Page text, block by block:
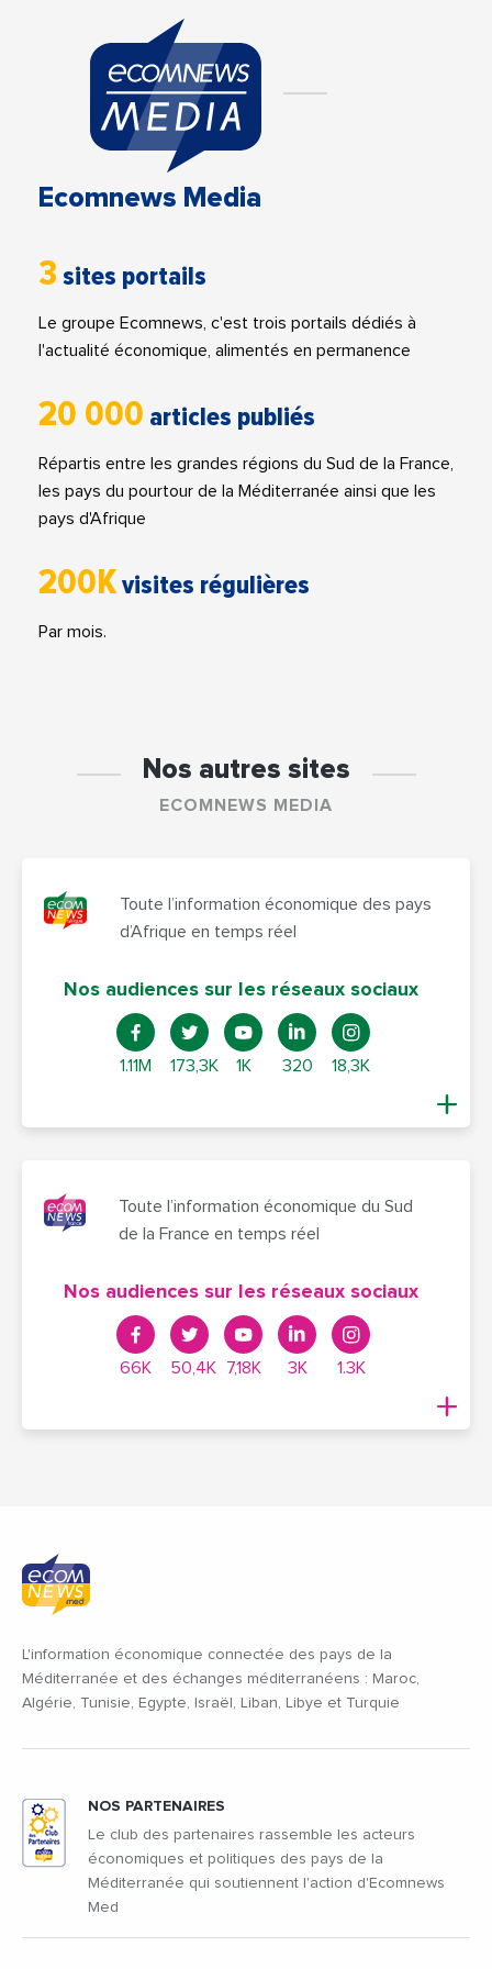
Ecomnews Media
3 sites portails
Le groupe Ecomnews, c'est trois portails dédiés à
l'actualité économique, alimentés en permanence
20 000 articles publiés
Répartis entre les grandes régions du Sud de la France,
les pays du pourtour de la Méditerranée ainsi que les
pays d'Afrique
200Kvisites régulières
Par mois.
Nos autres sites
ECOMNEWS MEDIA
Toute l’information économique des pays
d’Afrique en temps réel
Nos audiences sur les réseaux sociaux
1.11M 173,3K 1K 320 18,3K
Toute l’information économique du Sud
de la France en temps réel
Nos audiences sur les réseaux sociaux
66K 50,4K 7,18K 3K 1.3K
L'information économique connectée des pays de la
Méditerranée et des échanges méditerranéens : Maroc,
Algérie, Tunisie, Egypte, Israël, Liban, Libye et Turquie
NOS PARTENAIRES
Le club des partenaires rassemble les acteurs
économiques et politiques des pays de la
Méditerranée qui soutiennent l'action d'Ecomnews
Med